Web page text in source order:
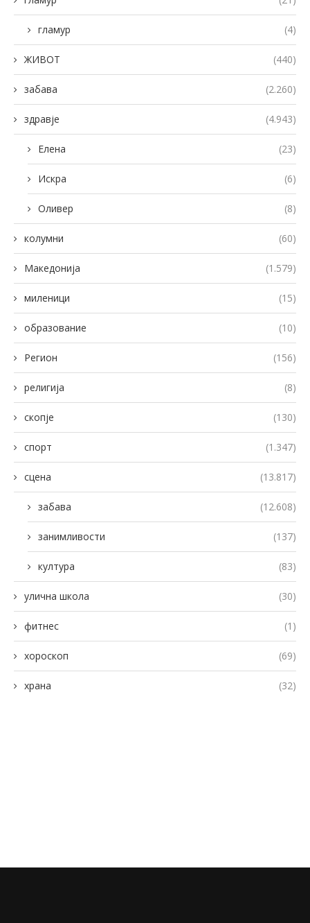
гламур (4)
ЖИВОТ (440)
забава (2.260)
здравје (4.943)
Елена (23)
Искра (6)
Оливер (8)
колумни (60)
Македонија (1.579)
миленици (15)
образование (10)
Регион (156)
религија (8)
скопје (130)
спорт (1.347)
сцена (13.817)
забава (12.608)
занимливости (137)
култура (83)
улична школа (30)
фитнес (1)
хороскоп (69)
храна (32)